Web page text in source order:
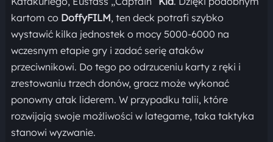
kartom co DoffyFILM, ten deck potrafi szybko
wystawić kilka jednostek o mocy 5000-6000 na
wczesnym etapie gry i zadać serię ataków
przeciwnikowi. Do tego po odrzuceniu karty z ręki i
zrestowaniu trzech donów, gracz może wykonać
ponowny atak liderem. W przypadku talii, które
rozwijają swoje możliwości w lategame, taka taktyka
stanowi wyzwanie.